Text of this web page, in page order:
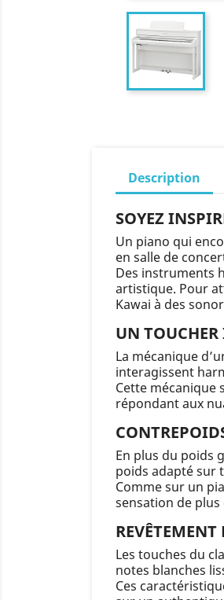
Description
SOYEZ
Un piano qui
en salle de
Des instruments
artistique. Pour
Kawai à des
UN
La mécanique
interagissent
Cette mécanique
répondant aux
En plus du poids
poids adapté sur
Comme sur un
sensation de
REVÊTEMENT
Les touches du
notes blanches
Ces